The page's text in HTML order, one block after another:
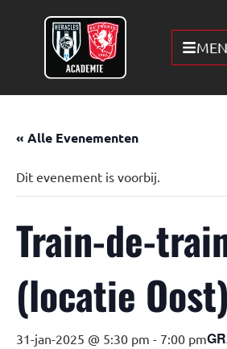
« Alle Evenementen
Dit evenement is voorbij.
Train-de-
(locatie Oost)
31-jan-2025 @ 5:30 pm - 7:00 pm